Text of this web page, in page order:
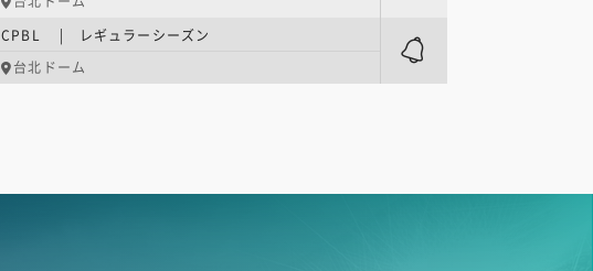
CPBL | レギュラーシーズン
台北ドーム